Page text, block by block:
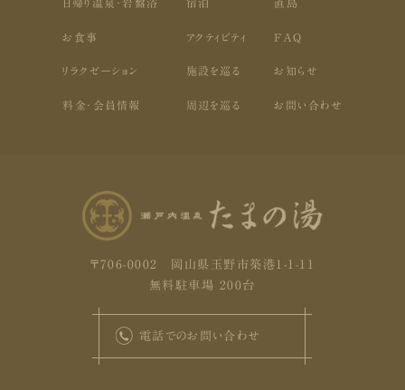
日帰り温泉・岩盤浴
お食事
リラクゼーション
料金・会員情報
宿泊
アクティビティ
施設を巡る
周辺を巡る
直島
FAQ
お知らせ
お問い合わせ
〒706-0002 岡山県玉野市築港1-1-11
無料駐車場 200台
電話でのお問い合わせ